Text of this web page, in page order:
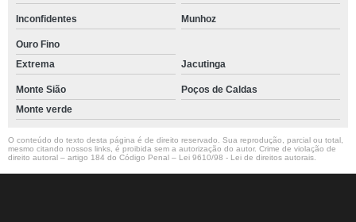
Inconfidentes Munhoz
Ouro Fino
Extrema
Jacutinga
Monte Sião
Poços de Caldas
Monte verde
O conteúdo do texto desta página é de direito reservado. Sua reprodução, parcial ou total,
mesmo citando nossos links, é proibida sem a autorização do autor. Crime de violação de
direito autoral – artigo 184 do Código Penal – Lei 9610/98 - Lei de direitos autorais